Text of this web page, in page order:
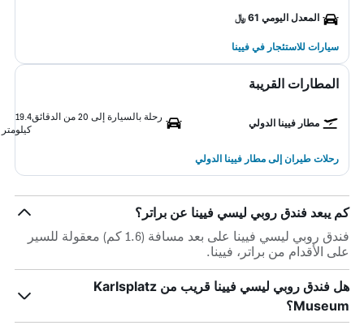
المعدل اليومي 61 ﷼
سيارات للاستئجار في فيينا
المطارات القريبة
مطار فيينا الدولي
رحلة بالسيارة إلى 20 من الدقائق
19.4
كيلومتر
رحلات طيران إلى مطار فيينا الدولي
كم يبعد فندق روبي ليسي فيينا عن براتر؟
فندق روبي ليسي فيينا على بعد مسافة (1.6 كم) معقولة للسير
على الأقدام من براتر، فيينا.
هل فندق روبي ليسي فيينا قريب من Karlsplatz
Museum؟